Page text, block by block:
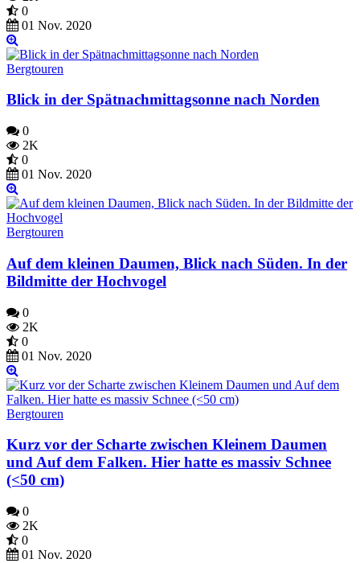
0
01 Nov. 2020
Bergtouren
Blick in der Spätnachmittagsonne nach Norden
0
2K
0
01 Nov. 2020
Bergtouren
Auf dem kleinen Daumen, Blick nach Süden. In der
Bildmitte der Hochvogel
0
2K
0
01 Nov. 2020
Bergtouren
Kurz vor der Scharte zwischen Kleinem Daumen
und Auf dem Falken. Hier hatte es massiv Schnee
(<50 cm)
0
2K
0
01 Nov. 2020